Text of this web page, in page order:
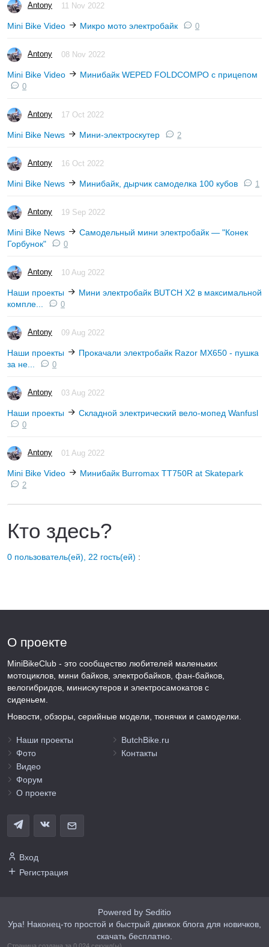
Antony 11 Nov 2022
Mini Bike Video Микро мото электробайк 0
Antony 08 Nov 2022
Mini Bike Video Минибайк WEPED FOLDCOMPO с прицепом
0
Antony 17 Oct 2022
Mini Bike News Мини-электроскутер 2
Antony 16 Oct 2022
Mini Bike News Минибайк, дырчик самоделка 100 кубов 1
Antony 19 Sep 2022
Mini Bike News
Самодельный мини электробайк — "Конек
Горбунок"
0
Antony 10 Aug 2022
Наши проекты
Мини электробайк BUTCH X2 в максимальной
компле...
0
Antony 09 Aug 2022
Наши проекты
Прокачали электробайк Razor MX650 - пушка
за не...
0
Antony 03 Aug 2022
Наши проекты Складной электрический вело-мопед Wanfusl
0
Antony 01 Aug 2022
Mini Bike Video Минибайк Burromax TT750R at Skatepark
2
Кто здесь?
0 пользователь(ей), 22 гость(ей) :
О проекте
MiniBikeClub - это сообщество любителей маленьких
мотоциклов, мини байков, электробайков, фан-байков,
велогибридов, минискутеров и электросамокатов с
сиденьем.
Новости, обзоры, серийные модели, тюнячки и самоделки.
Наши проекты
Фото
Видео
Форум
О проекте
ButchBike.ru
Контакты
Вход
Регистрация
Powered by Seditio
Ура! Наконец-то простой и быстрый движок блога для новичков,
скачать бесплатно.